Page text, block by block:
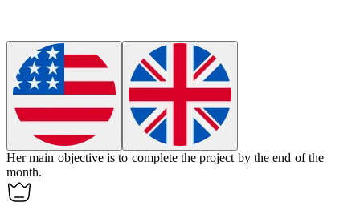
Her main objective is to complete the project by the end of the
month.